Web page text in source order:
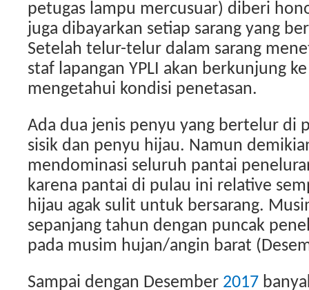
petugas lampu mercusuar) diberi
juga dibayarkan setiap sarang yang
Setelah telur-telur dalam sarang
staf lapangan YPLI akan berkunjung
mengetahui kondisi penetasan.
Ada dua jenis penyu yang bertelur di
sisik dan penyu hijau. Namun
mendominasi seluruh pantai
karena pantai di pulau ini relative
hijau agak sulit untuk bersarang.
sepanjang tahun dengan puncak
pada musim hujan/angin barat
Sampai dengan Desember 2017